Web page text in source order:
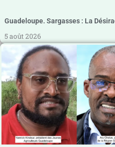
Guadeloupe. Sargasses : La
5 août 2026